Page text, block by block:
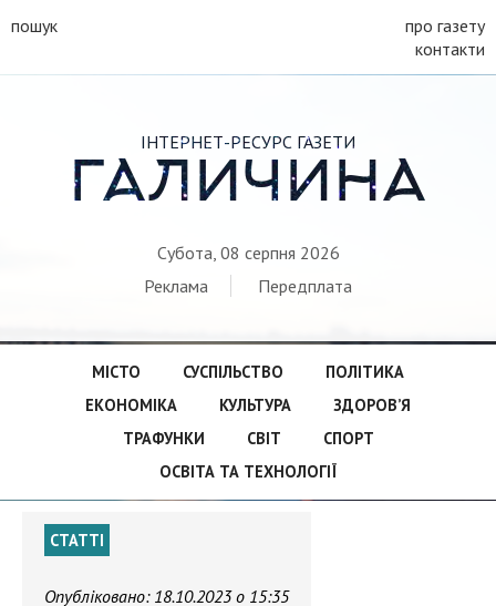
пошук
про газету
контакти
ІНТЕРНЕТ-РЕСУРС ГАЗЕТИ
ГАЛИЧИНА
Субота, 08 серпня 2026
Реклама
Передплата
МІСТО СУСПІЛЬСТВО
ПОЛІТИКА
ЕКОНОМІКА
КУЛЬТУРА
ЗДОРОВ’Я
ТРАФУНКИ
СВІТ
СПОРТ
ОСВІТА ТА ТЕХНОЛОГІЇ
СТАТТІ
Опубліковано: 18.10.2023 о 15:35